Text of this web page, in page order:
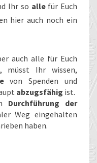
Ihr so allefür Euch
hier auch noch ein
auch alle für Euch
müsst Ihr wissen,
von Spenden und
abzugsfähig ist.
Durchführung der
Weg eingehalten
haben.